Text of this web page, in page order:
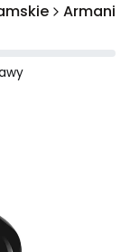
Armani